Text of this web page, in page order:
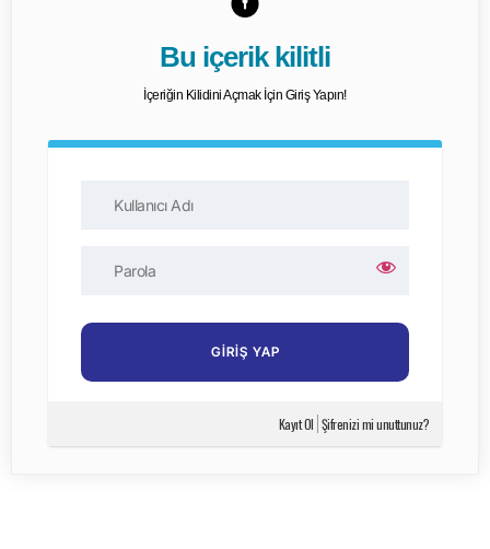
Bu içerik kilitli
İçeriğin Kilidini Açmak İçin Giriş Yapın!
Kayıt Ol Şifrenizi mi unuttunuz?